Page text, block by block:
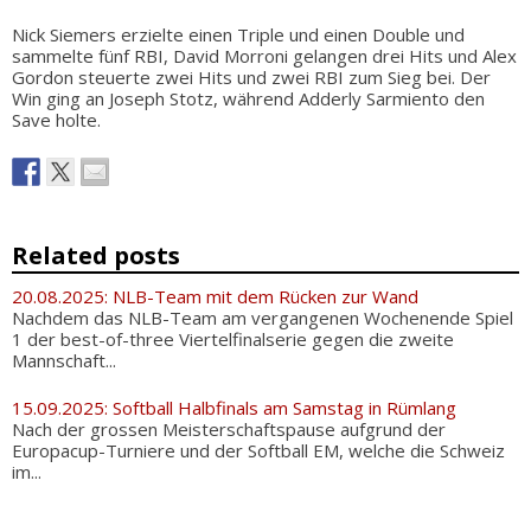
Nick Siemers erzielte einen Triple und einen Double und
sammelte fünf RBI, David Morroni gelangen drei Hits und Alex
Gordon steuerte zwei Hits und zwei RBI zum Sieg bei. Der
Win ging an Joseph Stotz, während Adderly Sarmiento den
Save holte.
Related posts
20.08.2025: NLB-Team mit dem Rücken zur Wand
Nachdem das NLB-Team am vergangenen Wochenende Spiel
1 der best-of-three Viertelfinalserie gegen die zweite
Mannschaft...
15.09.2025: Softball Halbfinals am Samstag in Rümlang
Nach der grossen Meisterschaftspause aufgrund der
Europacup-Turniere und der Softball EM, welche die Schweiz
im...